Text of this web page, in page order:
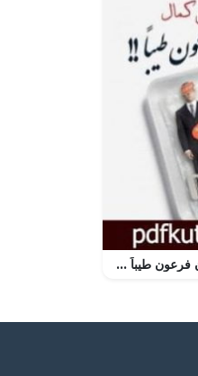
تحميل كتاب وكان فرعون طيباً PDF تأليف حسن كمال مجانا [كامل]